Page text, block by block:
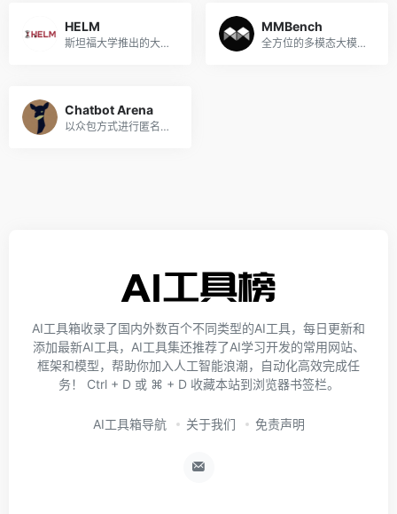
HELM
斯坦福大学推出的大模型评测体系
MMBench
全方位的多模态大模型能力评测体系
Chatbot Arena
以众包方式进行匿名随机对战的LLM基准平台
AI工具箱收录了国内外数百个不同类型的AI工具，每日更新和
添加最新AI工具，AI工具集还推荐了AI学习开发的常用网站、
框架和模型，帮助你加入人工智能浪潮，自动化高效完成任
务！ Ctrl + D 或 ⌘ + D 收藏本站到浏览器书签栏。
AI工具箱导航 关于我们 免责声明